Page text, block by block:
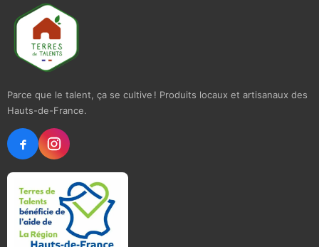
Parce que le talent, ça se cultive ! Produits locaux et artisanaux des
Hauts-de-France.